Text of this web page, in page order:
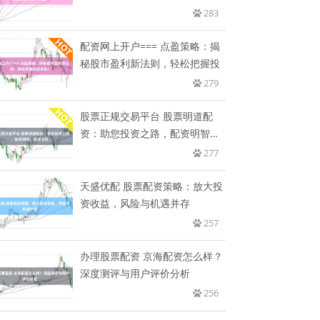
283
配资网上开户=== 点盈策略：揭
秘股市盈利新法则，轻松把握投
279
股票正规交易平台 股票明道配
资：助您投资之路，配资明智，
277
天盛优配 股票配资策略：放大投
资收益，风险与机遇并存
257
办理股票配资 京海配资怎么样？
深度测评与用户评价分析
256